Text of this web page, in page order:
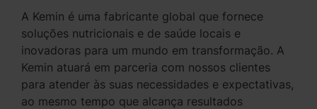
A Kemin é uma fabricante global que fornece
soluções nutricionais e de saúde locais e
inovadoras para um mundo em transformação. A
Kemin atuará em parceria com nossos clientes
para atender às suas necessidades e expectativas,
ao mesmo tempo que alcança resultados